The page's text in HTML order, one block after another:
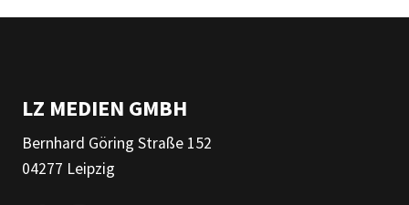
LZ MEDIEN GMBH
Bernhard Göring Straße 152
04277 Leipzig